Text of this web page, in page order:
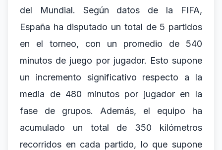
del Mundial. Según datos de la FIFA,
España ha disputado un total de 5 partidos
en el torneo, con un promedio de 540
minutos de juego por jugador. Esto supone
un incremento significativo respecto a la
media de 480 minutos por jugador en la
fase de grupos. Además, el equipo ha
acumulado un total de 350 kilómetros
recorridos en cada partido, lo que supone